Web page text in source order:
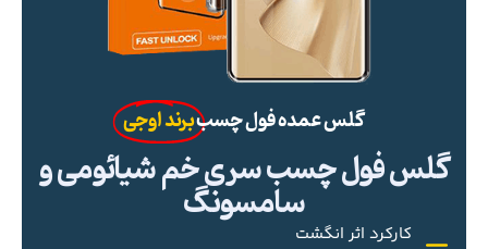
گلس عمده فول چسببرند اوجی
گلس فول چسب سری خم شیائومی و
سامسونگ
کارکرد اثر انگشت